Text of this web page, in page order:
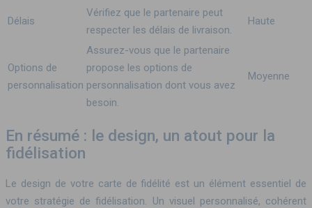
Délais
Vérifiez que le partenaire peut
respecter les délais de livraison.
Haute
Options de
personnalisation
Assurez-vous que le partenaire
propose les options de
personnalisation dont vous avez
besoin.
Moyenne
En résumé : le design, un atout pour la
fidélisation
Le design de votre carte de fidélité est un élément essentiel de
votre stratégie de fidélisation. Un visuel personnalisé, cohérent